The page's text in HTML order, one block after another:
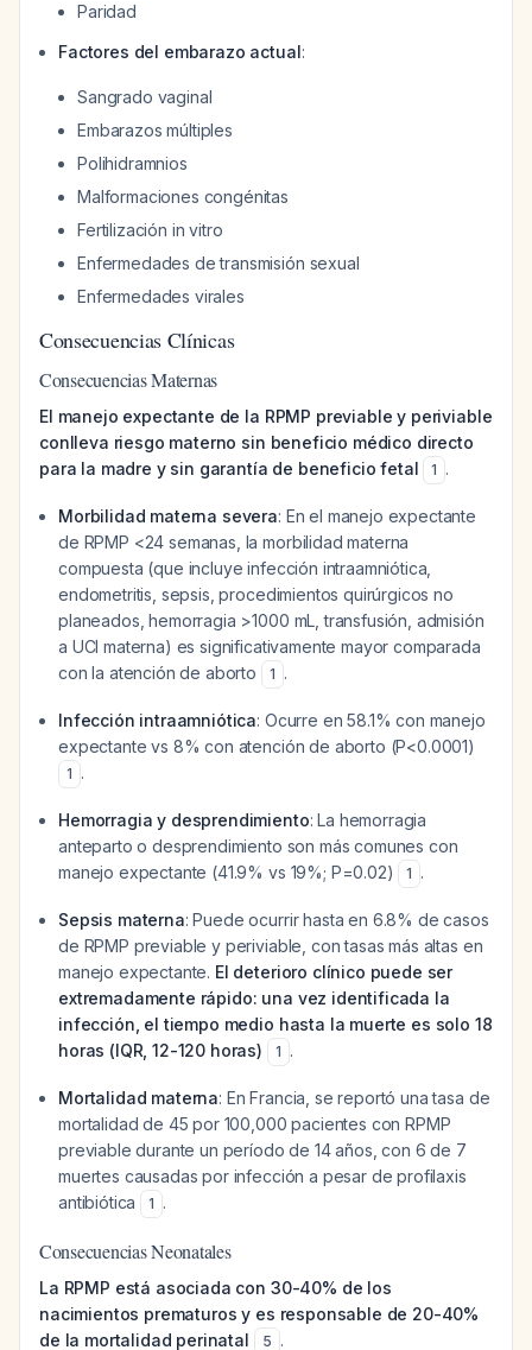
Paridad
Factores del embarazo actual:
Sangrado vaginal
Embarazos múltiples
Polihidramnios
Malformaciones congénitas
Fertilización in vitro
Enfermedades de transmisión sexual
Enfermedades virales
Consecuencias Clínicas
Consecuencias Maternas
El manejo expectante de la RPMP previable y periviable
conlleva riesgo materno sin beneficio médico directo
para la madre y sin garantía de beneficio fetal
1 .
Morbilidad materna severa: En el manejo expectante
de RPMP <24 semanas, la morbilidad materna
compuesta (que incluye infección intraamniótica,
endometritis, sepsis, procedimientos quirúrgicos no
planeados, hemorragia >1000 mL, transfusión, admisión
a UCI materna) es significativamente mayor comparada
con la atención de aborto
1 .
Infección intraamniótica: Ocurre en 58.1% con manejo
expectante vs 8% con atención de aborto (P<0.0001)
1 .
Hemorragia y desprendimiento: La hemorragia
anteparto o desprendimiento son más comunes con
manejo expectante (41.9% vs 19%; P=0.02)
1 .
Sepsis materna: Puede ocurrir hasta en 6.8% de casos
de RPMP previable y periviable, con tasas más altas en
manejo expectante. El deterioro clínico puede ser
extremadamente rápido: una vez identificada la
infección, el tiempo medio hasta la muerte es solo 18
horas (IQR, 12-120 horas)
1 .
Mortalidad materna: En Francia, se reportó una tasa de
mortalidad de 45 por 100,000 pacientes con RPMP
previable durante un período de 14 años, con 6 de 7
muertes causadas por infección a pesar de profilaxis
antibiótica
1 .
Consecuencias Neonatales
La RPMP está asociada con 30-40% de los
nacimientos prematuros y es responsable de 20-40%
de la mortalidad perinatal
5 .